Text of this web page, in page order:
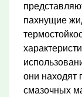
пахнущие
они находят
смазочных